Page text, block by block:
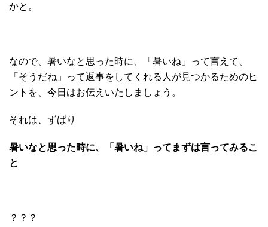
かと。
なので、暑いなと思った時に、「暑いね」って言えて、
「そうだね」って返事をしてくれる人が見つかるためのヒ
ントを、今日はお伝えいたしましょう。
それは、ずばり
暑いなと思った時に、「暑いね」ってまずは言ってみるこ
と
？？？